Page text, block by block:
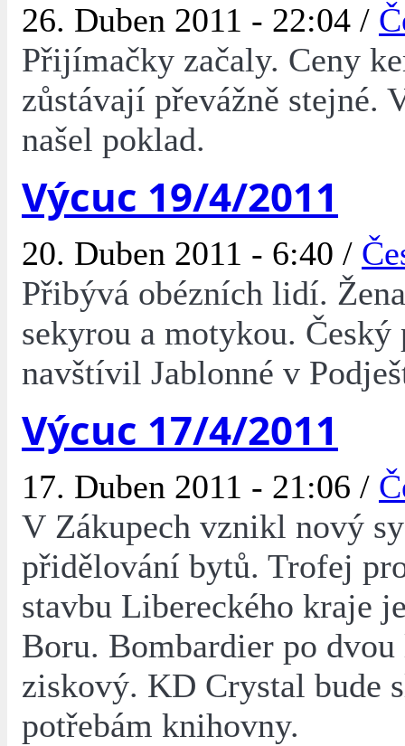
26. Duben 2011 - 22:04 /
Přijímačky začaly. Ceny
zůstávají převážně stejné.
našel poklad.
Výcuc 19/4/2011
20. Duben 2011 - 6:40 /
Přibývá obézních lidí.
sekyrou a motykou. Český
navštívil Jablonné v
Výcuc 17/4/2011
17. Duben 2011 - 21:06 /
V Zákupech vznikl nový
přidělování bytů. Trofej
stavbu Libereckého kraje
Boru. Bombardier po dvou
ziskový. KD Crystal bude
potřebám knihovny.